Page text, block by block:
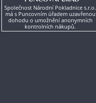
Společnost Národní Pokladnice s.r.o.
má s Puncovním úřadem uzavřenou
dohodu o umožnění anonymních
kontrolních nákupů.